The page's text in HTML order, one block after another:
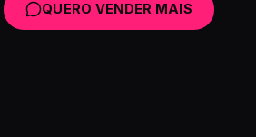
QUERO VENDER MAIS